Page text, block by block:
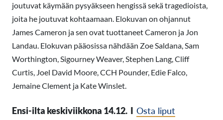
joutuvat käymään pysyäkseen hengissä sekä tragedioista,
joita he joutuvat kohtaamaan. Elokuvan on ohjannut
James Cameron ja sen ovat tuottaneet Cameron ja Jon
Landau. Elokuvan pääosissa nähdään Zoe Saldana, Sam
Worthington, Sigourney Weaver, Stephen Lang, Cliff
Curtis, Joel David Moore, CCH Pounder, Edie Falco,
Jemaine Clement ja Kate Winslet.
Ensi-ilta keskiviikkona 14.12. I Osta liput